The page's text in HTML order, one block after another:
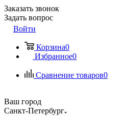
Заказать звонок
Задать вопрос
Войти
Корзина0
Избранное0
Сравнение товаров0
Ваш город
Санкт-Петербург